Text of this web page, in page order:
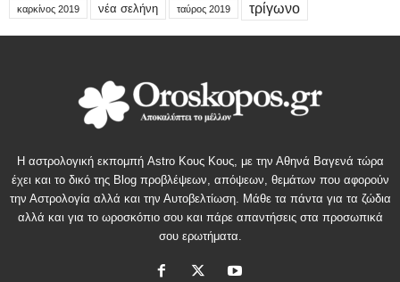
καρκίνος 2019 νέα σελήνη ταύρος 2019 τρίγωνο
Η αστρολογική εκπομπή Astro Κους Κους, με την Αθηνά Βαγενά τώρα
έχει και το δικό της Blog προβλέψεων, απόψεων, θεμάτων που αφορούν
την Αστρολογία αλλά και την Αυτοβελτίωση. Μάθε τα πάντα για τα ζώδια
αλλά και για το ωροσκόπιο σου και πάρε απαντήσεις στα προσωπικά
σου ερωτήματα.